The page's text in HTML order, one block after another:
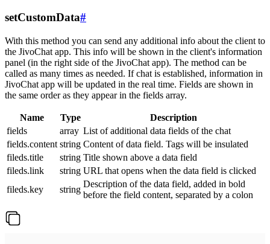
setCustomData#
With this method you can send any additional info about the client to
the JivoChat app. This info will be shown in the client's information
panel (in the right side of the JivoChat app). The method can be
called as many times as needed. If chat is established, information in
JivoChat app will be updated in the real time. Fields are shown in
the same order as they appear in the fields array.
Name Type
Description
fields
array List of additional data fields of the chat
fields.content string Content of data field. Tags will be insulated
fileds.title
string Title shown above a data field
fileds.link
string URL that opens when the data field is clicked
fileds.key
string
Description of the data field, added in bold
before the field content, separated by a colon